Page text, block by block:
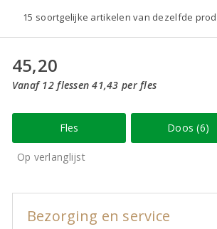
15 soortgelijke artikelen van dezelfde
45,20
Vanaf 12 flessen 41,43 per fles
Fles Doos (6)
Op verlanglijst
Bezorging en service